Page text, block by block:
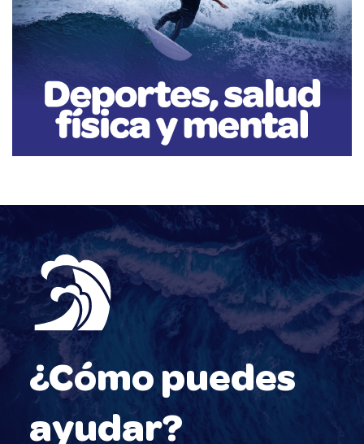
acuáticos, siendo un elemento esencial para actividades como el surf, el
bodyboard y el windsurf, entre otros.
La salud mental de jóvenes y adultos es de vital importancia, y la
participación en deportes acuáticos puede desempeñar un papel
significativo en su bienestar emocional. La conexión con el agua y la
naturaleza, sumada a la práctica deportiva, no solo proporciona
beneficios físicos, sino también emocionales.
¿Cómo puedes
ayudar?